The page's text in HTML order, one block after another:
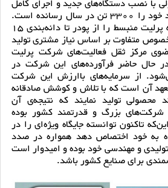
با نصب دستگاه‌های جدید و اجرای کامل
طرح توسعه، ظرفیت تولید خود را 3300 تن در سال رسانده است.
این شرکت قادر است که پرلیت منبسط را از پودر تا دانه‌بندی 15
مخصوص متفاوت بر اساس نیاز مشتری تولید
مرکز ثقل فعالیت‌های شرکت پرلیت
حال حاضر فرآورده‌‌های این شرکت در
از سرمایه‌های باارزش این شرکت
آن است که با تلاش و کوشش صادقانه
محصولی تولید نمایند که نتیجه‌ی آن
بزرگ و قدرتمند کشور بوده
تاکنون توانسته جایگاه ویژه‌ای را در
به خود اختصاص دهد همواره در صدد
و مهندسی خود بوده و امیدوار است
برای صنایع کشور باشد.